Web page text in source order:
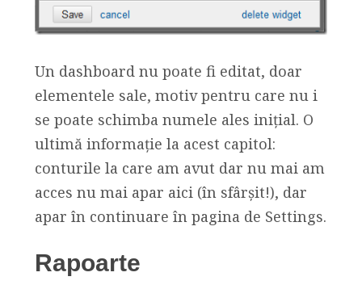
Un dashboard nu poate fi editat, doar
elementele sale, motiv pentru care nu i
se poate schimba numele ales inițial. O
ultimă informație la acest capitol:
conturile la care am avut dar nu mai am
acces nu mai apar aici (în sfârșit!), dar
apar în continuare în pagina de Settings.
Rapoarte